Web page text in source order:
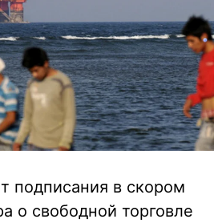
подписания в скором
о свободной торговле